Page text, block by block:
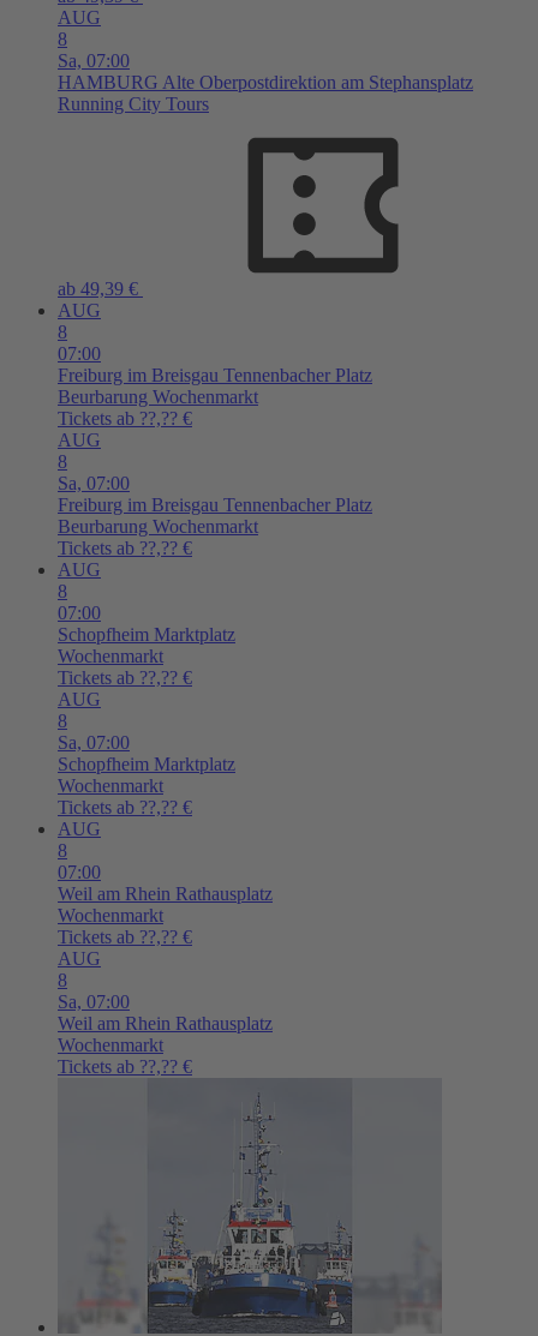
AUG
8
Sa, 07:00
HAMBURG Alte Oberpostdirektion am Stephansplatz
Running City Tours
ab 49,39 €
AUG
8
07:00
Freiburg im Breisgau Tennenbacher Platz
Beurbarung Wochenmarkt
Tickets ab ??,?? €
AUG
8
Sa, 07:00
Freiburg im Breisgau Tennenbacher Platz
Beurbarung Wochenmarkt
Tickets ab ??,?? €
AUG
8
07:00
Schopfheim Marktplatz
Wochenmarkt
Tickets ab ??,?? €
AUG
8
Sa, 07:00
Schopfheim Marktplatz
Wochenmarkt
Tickets ab ??,?? €
AUG
8
07:00
Weil am Rhein Rathausplatz
Wochenmarkt
Tickets ab ??,?? €
AUG
8
Sa, 07:00
Weil am Rhein Rathausplatz
Wochenmarkt
Tickets ab ??,?? €